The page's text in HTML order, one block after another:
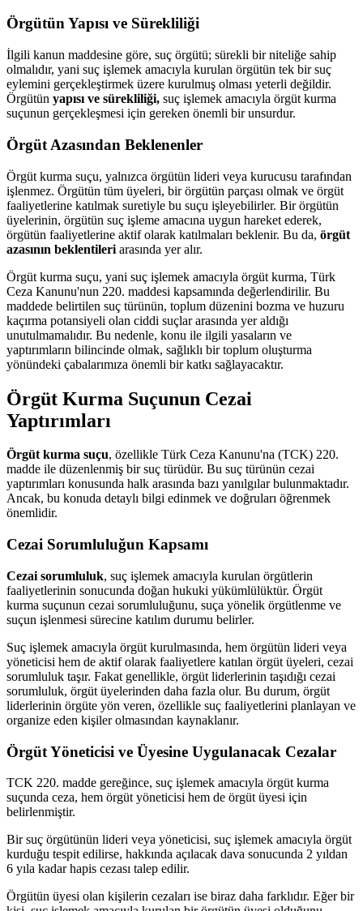
Örgütün Yapısı ve Sürekliliği
İlgili kanun maddesine göre, suç örgütü; sürekli bir niteliğe sahip
olmalıdır, yani suç işlemek amacıyla kurulan örgütün tek bir suç
eylemini gerçekleştirmek üzere kurulmuş olması yeterli değildir.
Örgütün yapısı ve sürekliliği, suç işlemek amacıyla örgüt kurma
suçunun gerçekleşmesi için gereken önemli bir unsurdur.
Örgüt Azasından Beklenenler
Örgüt kurma suçu, yalnızca örgütün lideri veya kurucusu tarafından
işlenmez. Örgütün tüm üyeleri, bir örgütün parçası olmak ve örgüt
faaliyetlerine katılmak suretiyle bu suçu işleyebilirler. Bir örgütün
üyelerinin, örgütün suç işleme amacına uygun hareket ederek,
örgütün faaliyetlerine aktif olarak katılmaları beklenir. Bu da, örgüt
azasının beklentileri arasında yer alır.
Örgüt kurma suçu, yani suç işlemek amacıyla örgüt kurma, Türk
Ceza Kanunu'nun 220. maddesi kapsamında değerlendirilir. Bu
maddede belirtilen suç türünün, toplum düzenini bozma ve huzuru
kaçırma potansiyeli olan ciddi suçlar arasında yer aldığı
unutulmamalıdır. Bu nedenle, konu ile ilgili yasaların ve
yaptırımların bilincinde olmak, sağlıklı bir toplum oluşturma
yönündeki çabalarımıza önemli bir katkı sağlayacaktır.
Örgüt Kurma Suçunun Cezai
Yaptırımları
Örgüt kurma suçu, özellikle Türk Ceza Kanunu'na (TCK) 220.
madde ile düzenlenmiş bir suç türüdür. Bu suç türünün cezai
yaptırımları konusunda halk arasında bazı yanılgılar bulunmaktadır.
Ancak, bu konuda detaylı bilgi edinmek ve doğruları öğrenmek
önemlidir.
Cezai Sorumluluğun Kapsamı
Cezai sorumluluk, suç işlemek amacıyla kurulan örgütlerin
faaliyetlerinin sonucunda doğan hukuki yükümlülüktür. Örgüt
kurma suçunun cezai sorumluluğunu, suça yönelik örgütlenme ve
suçun işlenmesi sürecine katılım durumu belirler.
Suç işlemek amacıyla örgüt kurulmasında, hem örgütün lideri veya
yöneticisi hem de aktif olarak faaliyetlere katılan örgüt üyeleri, cezai
sorumluluk taşır. Fakat genellikle, örgüt liderlerinin taşıdığı cezai
sorumluluk, örgüt üyelerinden daha fazla olur. Bu durum, örgüt
liderlerinin örgüte yön veren, özellikle suç faaliyetlerini planlayan ve
organize eden kişiler olmasından kaynaklanır.
Örgüt Yöneticisi ve Üyesine Uygulanacak Cezalar
TCK 220. madde gereğince, suç işlemek amacıyla örgüt kurma
suçunda ceza, hem örgüt yöneticisi hem de örgüt üyesi için
belirlenmiştir.
Bir suç örgütünün lideri veya yöneticisi, suç işlemek amacıyla örgüt
kurduğu tespit edilirse, hakkında açılacak dava sonucunda 2 yıldan
6 yıla kadar hapis cezası talep edilir.
Örgütün üyesi olan kişilerin cezaları ise biraz daha farklıdır. Eğer bir